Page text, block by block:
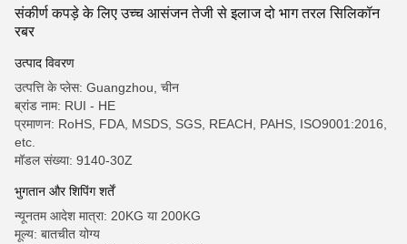
संकीर्ण कपड़े के लिए उच्च आसंजन तेजी से इलाज दो भाग तरल सिलिकॉन
रबर
उत्पाद विवरण
उत्पत्ति के प्लेस: Guangzhou, चीन
ब्रांड नाम: RUI - HE
प्रमाणन: RoHS, FDA, MSDS, SGS, REACH, PAHS, ISO9001:2016,
etc.
मॉडल संख्या: 9140-30Z
भुगतान और शिपिंग शर्तें
न्यूनतम आदेश मात्रा: 20KG या 200KG
मूल्य: बातचीत योग्य